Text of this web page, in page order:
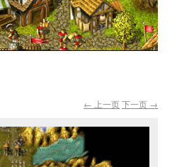
← 上一页下一页 →